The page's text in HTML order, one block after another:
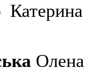
Олена